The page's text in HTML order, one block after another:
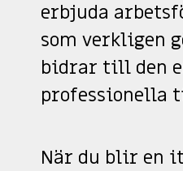
erbjuda
som verkligen
bidrar till den
professionella
När du blir en